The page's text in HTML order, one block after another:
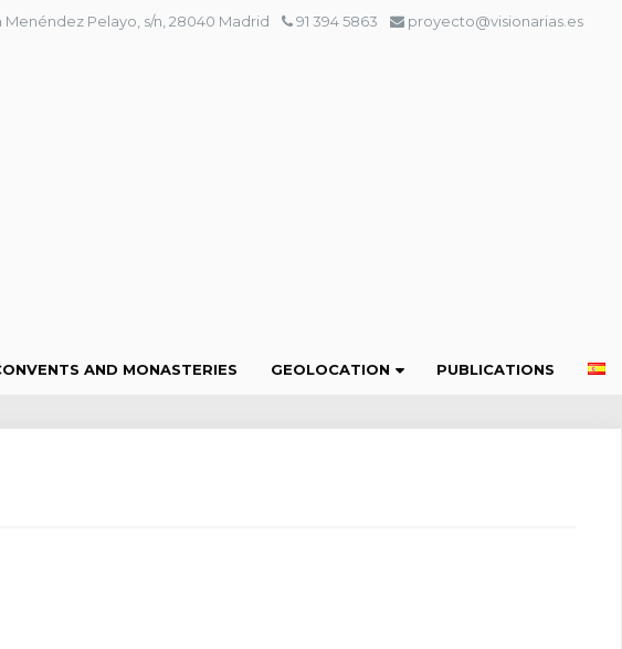
Pelayo, s/n, 28040 Madrid 91 394 5863 proyecto@visionarias.es
AND MONASTERIES GEOLOCATION PUBLICATIONS